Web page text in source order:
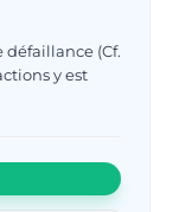
(Cf.
y est